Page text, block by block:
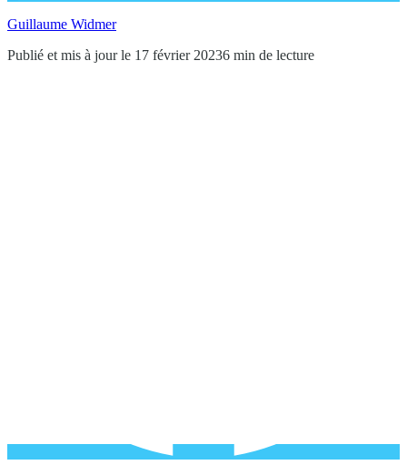
Guillaume Widmer
Publié et mis à jour le 17 février 20236 min de lecture